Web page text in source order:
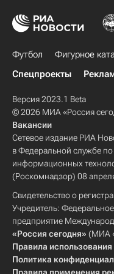
Футбол Фигурное
Спецпроекты
Версия 2023.1 Beta
© 2026 МИА «Россия
Вакансии
Сетевое издание РИА
в Федеральной службе
информационных
(Роскомнадзор) 08
Свидетельство о
Учредитель:
предприятие
«Россия сегодня» (МИА
Правила
Политика